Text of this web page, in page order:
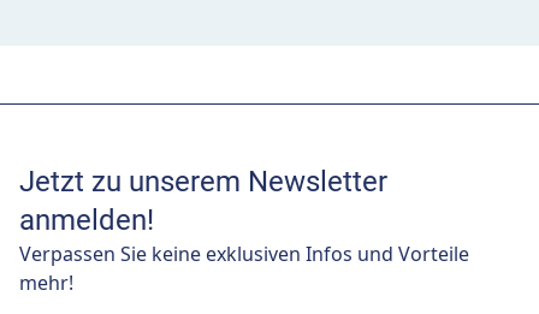
Jetzt zu unserem Newsletter
anmelden!
Verpassen Sie keine exklusiven Infos und Vorteile
mehr!